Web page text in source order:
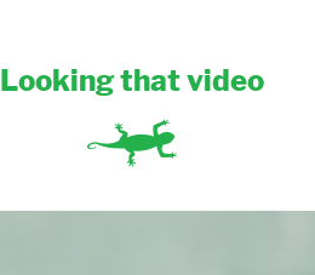
Looking that video